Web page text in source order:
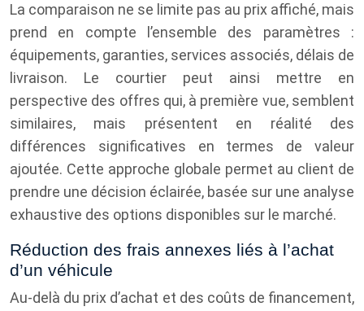
La comparaison ne se limite pas au prix affiché, mais
prend en compte l’ensemble des paramètres :
équipements, garanties, services associés, délais de
livraison. Le courtier peut ainsi mettre en
perspective des offres qui, à première vue, semblent
similaires, mais présentent en réalité des
différences significatives en termes de valeur
ajoutée. Cette approche globale permet au client de
prendre une décision éclairée, basée sur une analyse
exhaustive des options disponibles sur le marché.
Réduction des frais annexes liés à l’achat
d’un véhicule
Au-delà du prix d’achat et des coûts de financement,